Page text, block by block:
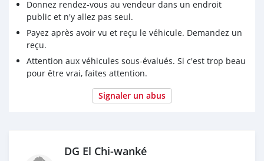
Donnez rendez-vous au vendeur dans un endroit
public et n'y allez pas seul.
Payez après avoir vu et reçu le véhicule. Demandez un
reçu.
Attention aux véhicules sous-évalués. Si c'est trop beau
pour être vrai, faites attention.
Signaler un abus
‎DG El Chi-wanké‎